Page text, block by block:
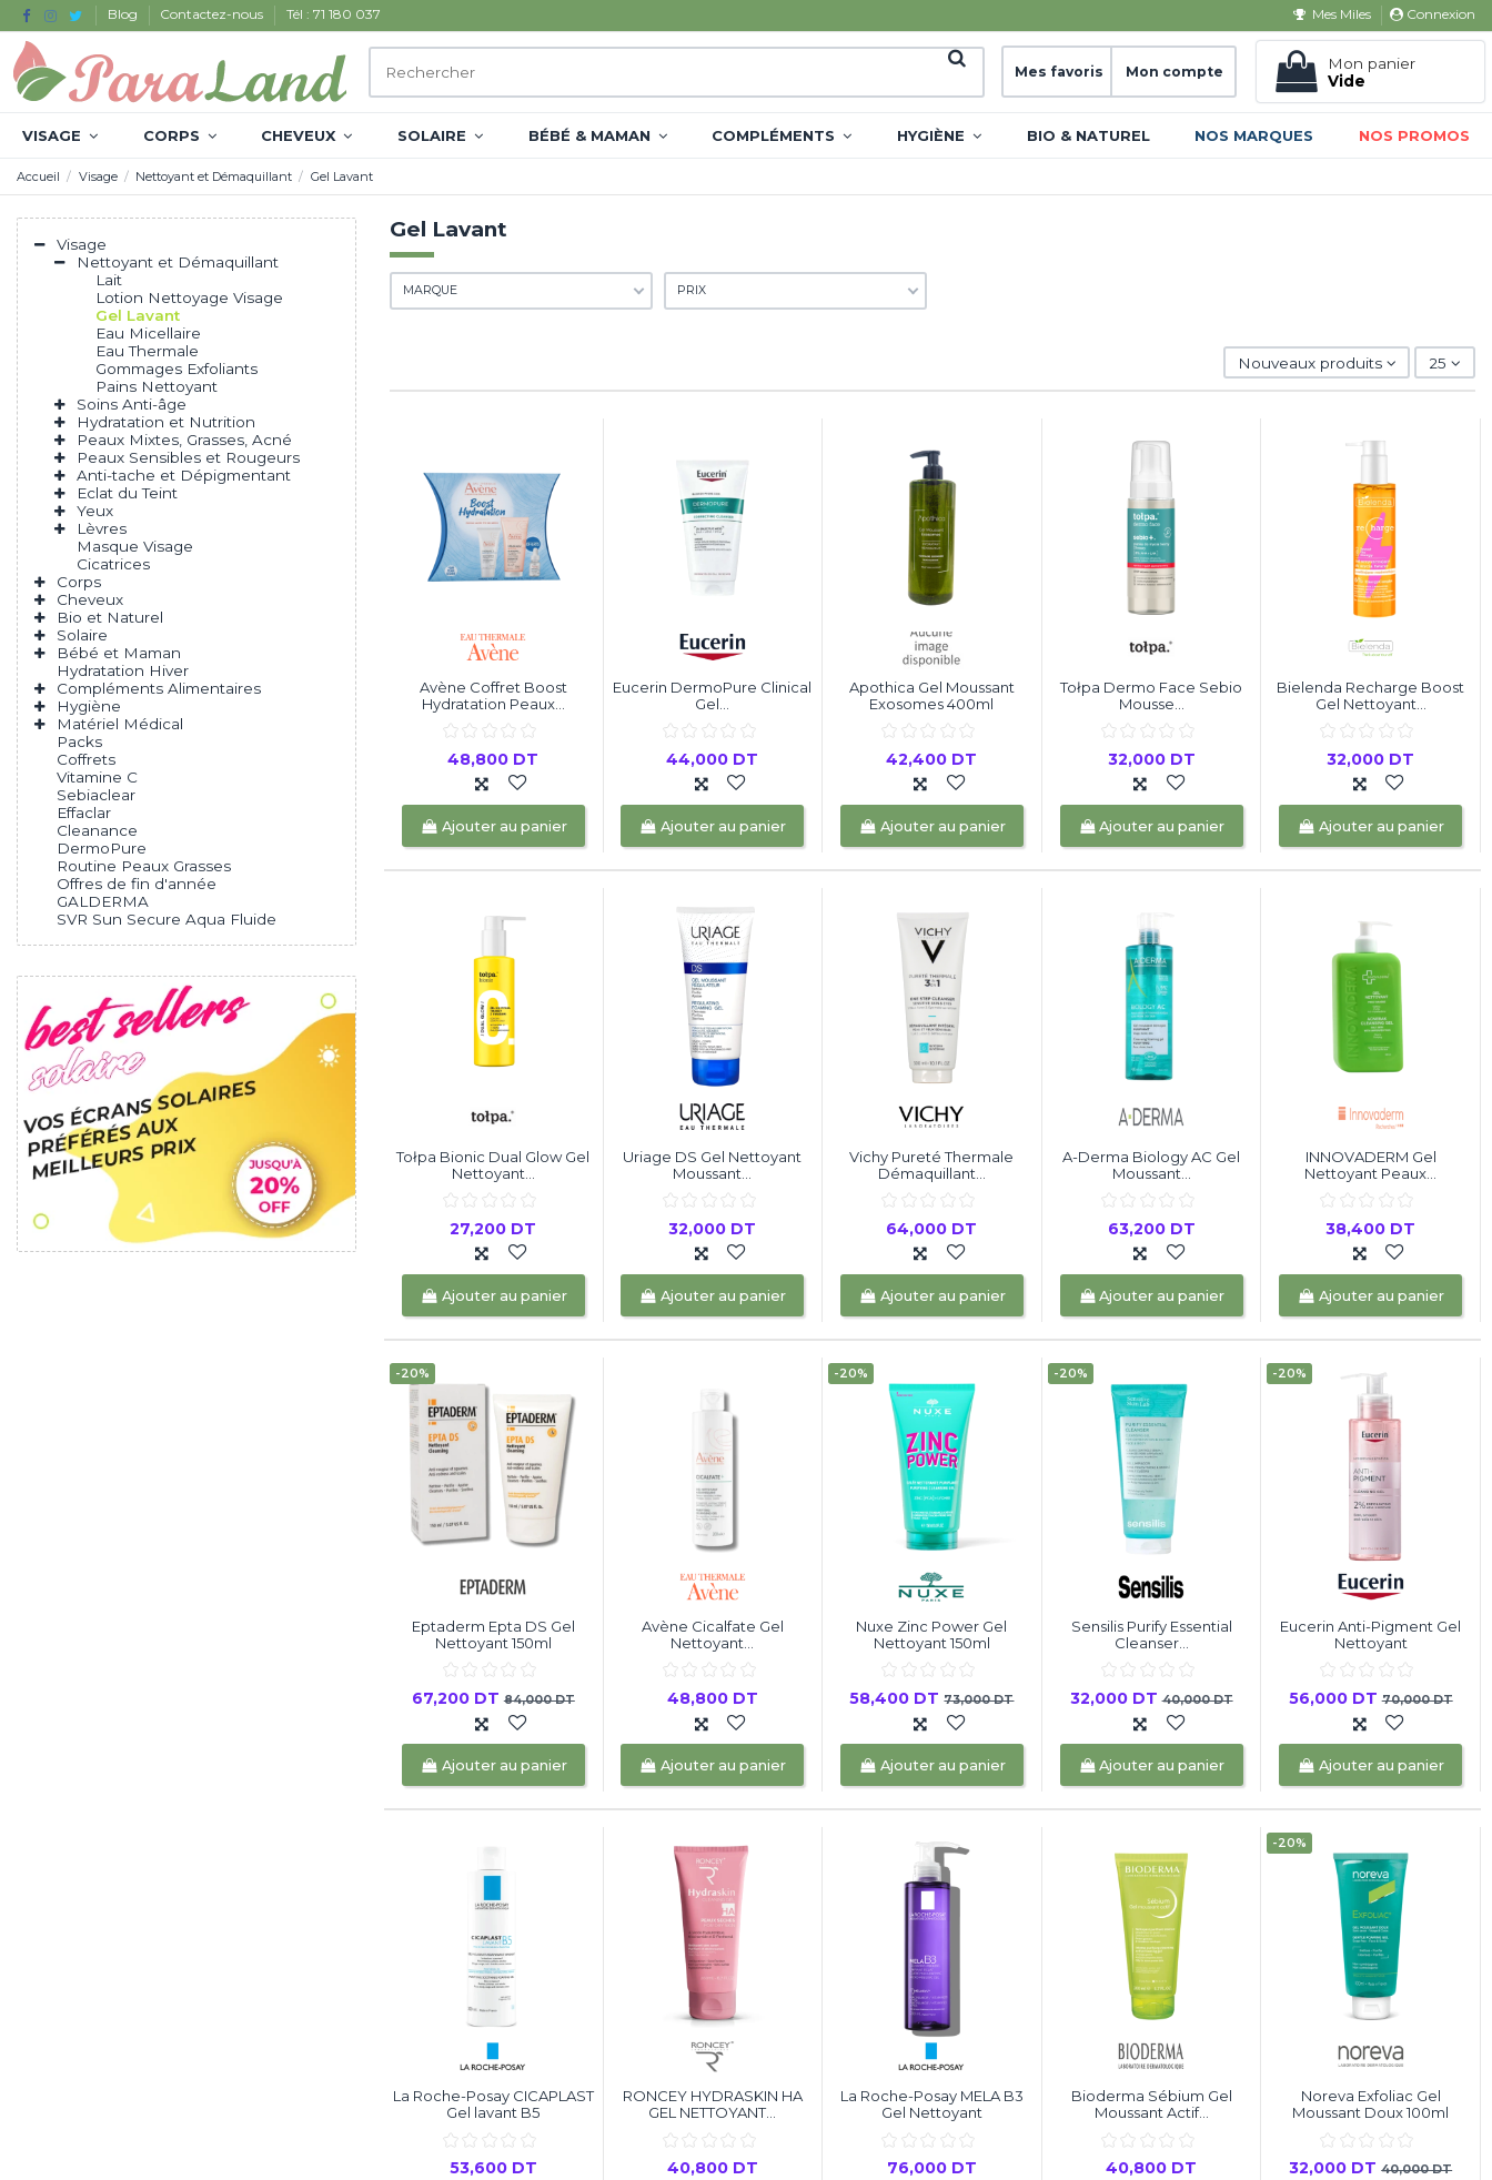
Blog Contactez-nous Tél : 71 180 037 Mes Miles Connexion
Mes favoris Mon compte
Mon panier
Vide
VISAGE CORPS CHEVEUX SOLAIRE BÉBÉ & MAMAN COMPLÉMENTS HYGIÈNE BIO & NATUREL NOS MARQUES NOS PROMOS
Accueil Visage Nettoyant et Démaquillant Gel Lavant
Visage
Nettoyant et Démaquillant
Lait
Lotion Nettoyage Visage
Gel Lavant
Eau Micellaire
Eau Thermale
Gommages Exfoliants
Pains Nettoyant
Soins Anti-âge
Hydratation et Nutrition
Peaux Mixtes, Grasses, Acné
Peaux Sensibles et Rougeurs
Anti-tache et Dépigmentant
Eclat du Teint
Yeux
Lèvres
Masque Visage
Cicatrices
Corps
Cheveux
Bio et Naturel
Solaire
Bébé et Maman
Hydratation Hiver
Compléments Alimentaires
Hygiène
Matériel Médical
Packs
Coffrets
Vitamine C
Sebiaclear
Effaclar
Cleanance
DermoPure
Routine Peaux Grasses
Offres de fin d'année
GALDERMA
SVR Sun Secure Aqua Fluide
Gel Lavant
MARQUE PRIX
Nouveaux produits 25
Avène Coffret Boost
Hydratation Peaux...
48,800 DT
Ajouter au panier
Eucerin DermoPure Clinical
Gel...
44,000 DT
Ajouter au panier
Apothica Gel Moussant
Exosomes 400ml
42,400 DT
Ajouter au panier
Tołpa Dermo Face Sebio
Mousse...
32,000 DT
Ajouter au panier
Bielenda Recharge Boost
Gel Nettoyant...
32,000 DT
Ajouter au panier
Tołpa Bionic Dual Glow Gel
Nettoyant...
27,200 DT
Ajouter au panier
Uriage DS Gel Nettoyant
Moussant...
32,000 DT
Ajouter au panier
Vichy Pureté Thermale
Démaquillant...
64,000 DT
Ajouter au panier
A-Derma Biology AC Gel
Moussant...
63,200 DT
Ajouter au panier
INNOVADERM Gel
Nettoyant Peaux...
38,400 DT
Ajouter au panier
-20%
Eptaderm Epta DS Gel
Nettoyant 150ml
67,200 DT84,000 DT
Ajouter au panier
Avène Cicalfate Gel
Nettoyant...
48,800 DT
Ajouter au panier
-20%
Nuxe Zinc Power Gel
Nettoyant 150ml
58,400 DT73,000 DT
Ajouter au panier
-20%
Sensilis Purify Essential
Cleanser...
32,000 DT40,000 DT
Ajouter au panier
-20%
Eucerin Anti-Pigment Gel
Nettoyant
56,000 DT70,000 DT
Ajouter au panier
La Roche-Posay CICAPLAST
Gel lavant B5
53,600 DT
RONCEY HYDRASKIN HA
GEL NETTOYANT...
40,800 DT
La Roche-Posay MELA B3
Gel Nettoyant
76,000 DT
Bioderma Sébium Gel
Moussant Actif...
40,800 DT
-20%
Noreva Exfoliac Gel
Moussant Doux 100ml
32,000 DT40,000 DT